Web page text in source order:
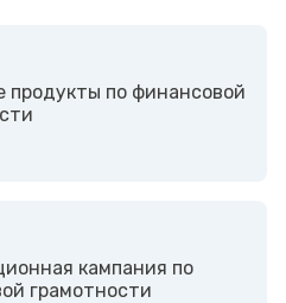
продукты по финансовой
кампания по
грамотности